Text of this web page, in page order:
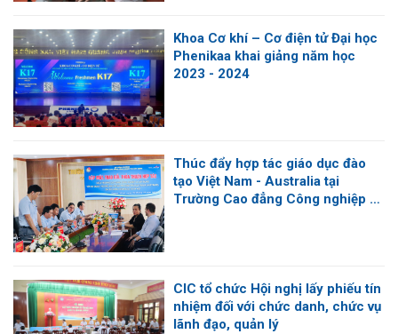
Khoa Cơ khí – Cơ điện tử Đại học
Phenikaa khai giảng năm học
2023 - 2024
Thúc đẩy hợp tác giáo dục đào
tạo Việt Nam - Australia tại
Trường Cao đẳng Công nghiệp và
CIC tổ chức Hội nghị lấy phiếu tín
nhiệm đối với chức danh, chức vụ
lãnh đạo, quản lý